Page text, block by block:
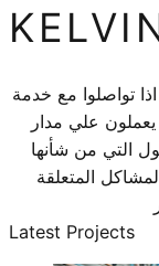
تواصلوا مع خدمة
علي مدار
التي من شأنها
المتعلقة
Latest Projects